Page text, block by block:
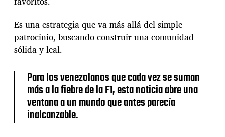
i
e
a
d
e
l
Es una estrategia que va más allá del simple
patrocinio, buscando construir una comunidad
sólida y leal.
Para los venezolanos que cada vez se suman
más a la fiebre de la F1, esta noticia abre una
ventana a un mundo que antes parecía
inalcanzable.